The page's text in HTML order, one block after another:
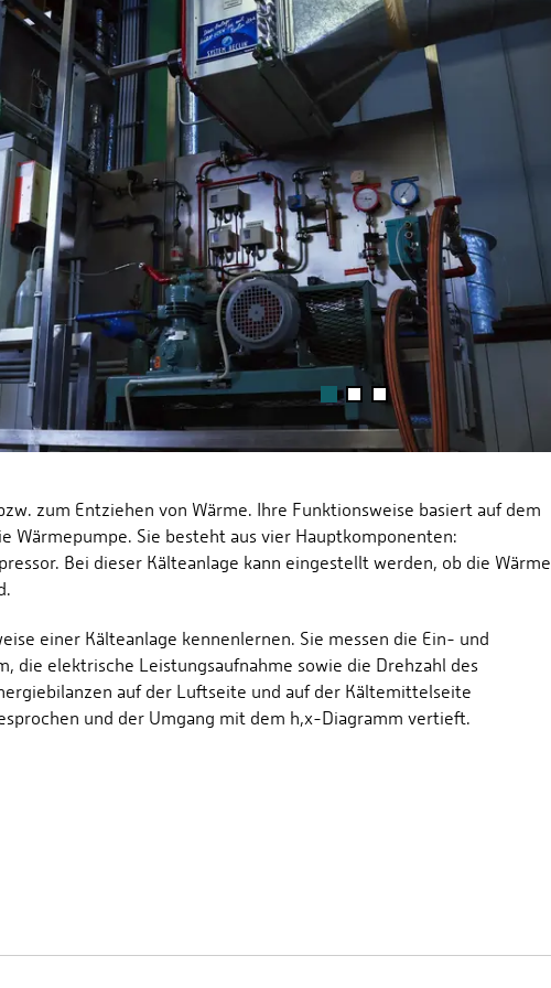
1 2 3
zum Entziehen von Wärme. Ihre Funktionsweise basiert auf dem
Wärmepumpe. Sie besteht aus vier Hauptkomponenten:
Bei dieser Kälteanlage kann eingestellt werden, ob die Wärme
einer Kälteanlage kennenlernen. Sie messen die Ein- und
elektrische Leistungsaufnahme sowie die Drehzahl des
auf der Luftseite und auf der Kältemittelseite
und der Umgang mit dem h,x-Diagramm vertieft.